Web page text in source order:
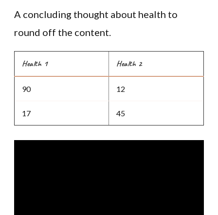
A concluding thought about health to
round off the content.
Health 1 Health 2
90 12
17 45